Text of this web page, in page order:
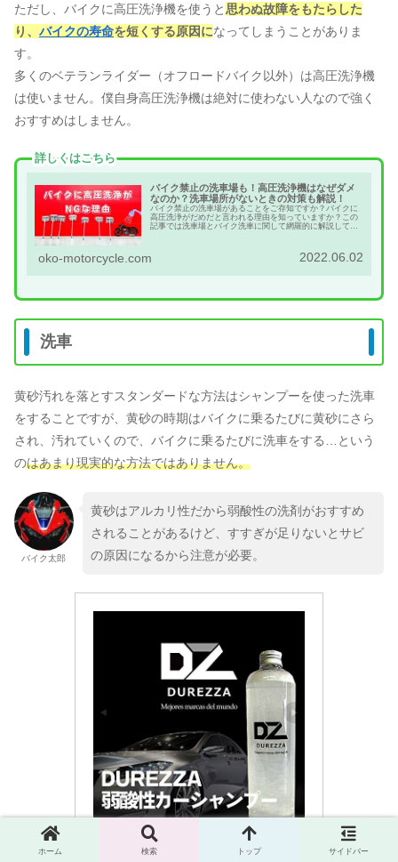
ただし、バイクに高圧洗浄機を使うと思わぬ故障をもたらした
り、 バイクの寿命を短くする原因になってしまうことがありま
す。
多くのベテランライダー（オフロードバイク以外）は高圧洗浄機
は使いません。僕自身高圧洗浄機は絶対に使わない人なので強く
おすすめはしません。
詳しくはこちら
バイク禁止の洗車場も！高圧洗浄機はなぜダメ
なのか？洗車場所がないときの対策も解説！
バイク禁止の洗車場があることをご存知ですか？バイクに
高圧洗浄がだめだと言われる理由を知っていますか？この
記事では洗車場とバイク洗車に関して網羅的に解説してい
oko-motorcycle.com 2022.06.02
洗車
黄砂汚れを落とすスタンダードな方法はシャンプーを使った洗車
をすることですが、黄砂の時期はバイクに乗るたびに黄砂にさら
され、汚れていくので、バイクに乗るたびに洗車をする…という
のはあまり現実的な方法ではありません。
バイク太郎
黄砂はアルカリ性だから弱酸性の洗剤がおすすめ
されることがあるけど、すすぎが足りないとサビ
の原因になるから注意が必要。
ECHELON
業務用 弱酸性 カーシャンプー D
ホーム 検索 トップ サイドバー